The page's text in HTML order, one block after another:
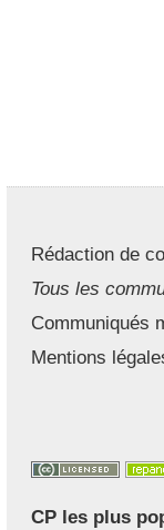
Rédaction de
Tous les
Communiqués
Mentions
CP les plus